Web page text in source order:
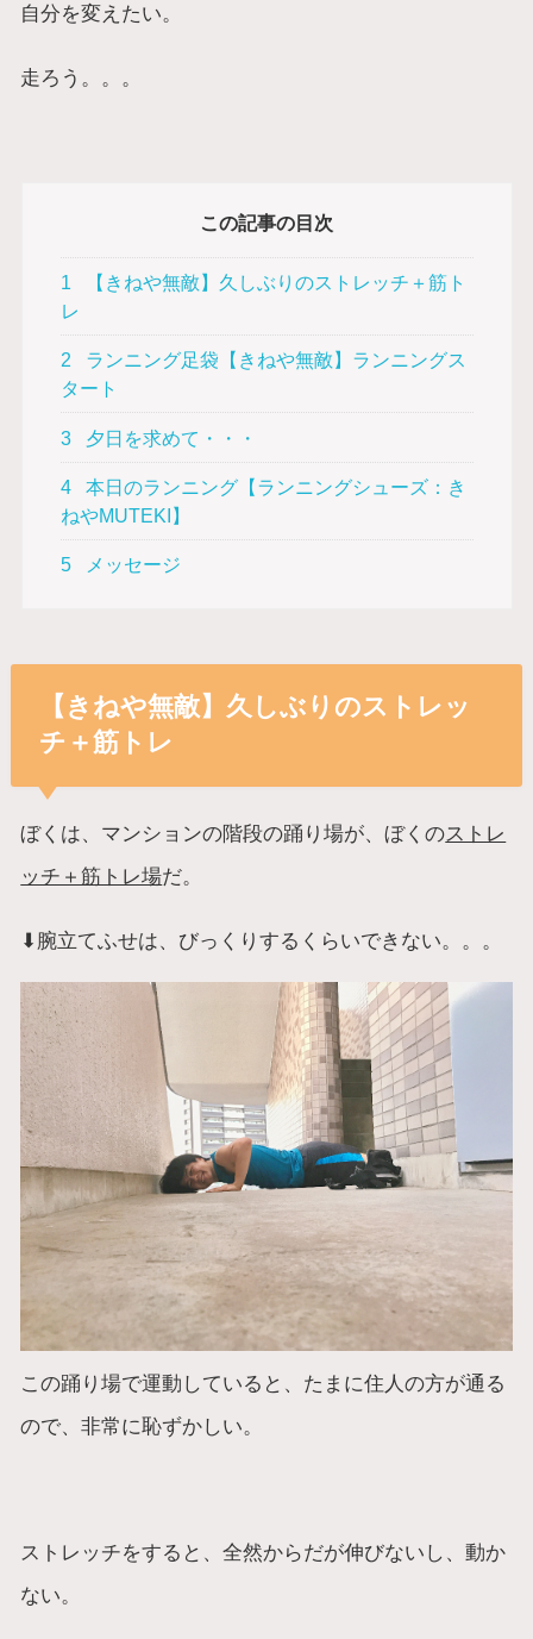
自分を変えたい。
走ろう。。。
この記事の目次
1
【きねや無敵】久しぶりのストレッチ＋筋ト
レ
2
ランニング足袋【きねや無敵】ランニングス
タート
3 夕日を求めて・・・
4
本日のランニング【ランニングシューズ：き
ねやMUTEKI】
5 メッセージ
【きねや無敵】久しぶりのストレッ
チ＋筋トレ
ぼくは、マンションの階段の踊り場が、ぼくのストレ
ッチ＋筋トレ場だ。
⬇︎腕立てふせは、びっくりするくらいできない。。。
この踊り場で運動していると、たまに住人の方が通る
ので、非常に恥ずかしい。
ストレッチをすると、全然からだが伸びないし、動か
ない。